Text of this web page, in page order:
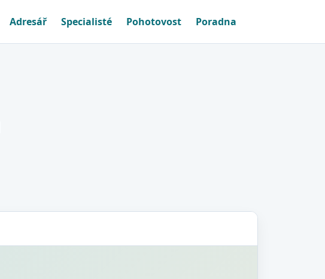
Adresář Specialisté Pohotovost Poradna